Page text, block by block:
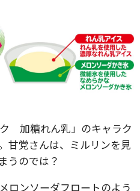
加糖れん乳」のキャラク
甘党さんは、ミルリンを見
うのでは？
ロンソーダフロートのよう